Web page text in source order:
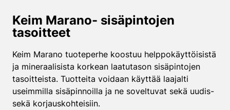
Keim Marano- sisäpintojen
tasoitteet
Keim Marano tuoteperhe koostuu helppokäyttöisistä
ja mineraalisista korkean laatutason sisäpintojen
tasoitteista. Tuotteita voidaan käyttää laajalti
useimmilla sisäpinnoilla ja ne soveltuvat sekä uudis-
sekä korjauskohteisiin.